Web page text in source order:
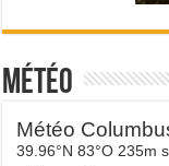
Météo